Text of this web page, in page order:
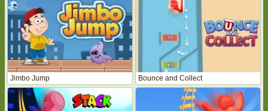
Jimbo Jump Bounce and Collect